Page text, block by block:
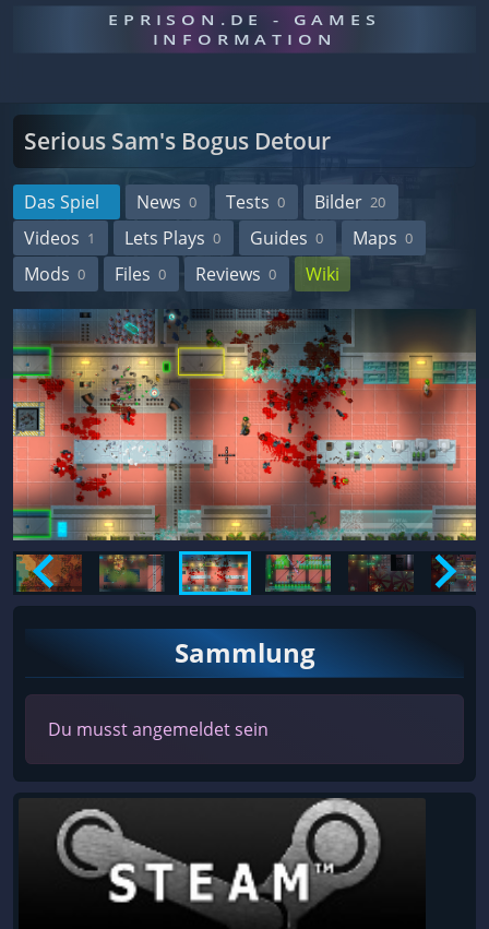
EPRISON.DE - GAMES
INFORMATION
Serious Sam's Bogus Detour
Das Spiel News 0 Tests 0 Bilder 20
Videos 1 Lets Plays 0 Guides 0 Maps 0
Mods 0 Files 0 Reviews 0 Wiki
Sammlung
Du musst angemeldet sein